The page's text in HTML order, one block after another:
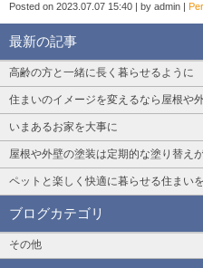
Posted on 2023.07.07 15:40 by admin
最新の記事
高齢の方と一緒に長く暮らせるように
住まいのイメージを変えるなら屋根や
いまあるお家を大事に
屋根や外壁の塗装は定期的な塗り替え
ペットと楽しく快適に暮らせる住まい
ブログカテゴリ
その他